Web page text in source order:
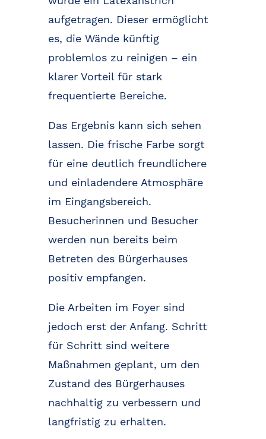
aufgetragen. Dieser ermöglicht
es, die Wände künftig
problemlos zu reinigen – ein
klarer Vorteil für stark
frequentierte Bereiche.
Das Ergebnis kann sich sehen
lassen. Die frische Farbe sorgt
für eine deutlich freundlichere
und einladendere Atmosphäre
im Eingangsbereich.
Besucherinnen und Besucher
werden nun bereits beim
Betreten des Bürgerhauses
positiv empfangen.
Die Arbeiten im Foyer sind
jedoch erst der Anfang. Schritt
für Schritt sind weitere
Maßnahmen geplant, um den
Zustand des Bürgerhauses
nachhaltig zu verbessern und
langfristig zu erhalten.